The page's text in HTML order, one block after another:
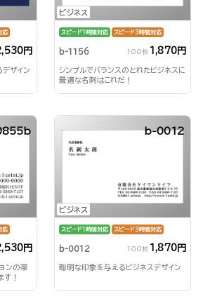
応
円
ザイン
ビジネス
スピード1時間対応 スピード3時間対応
b-1156 100枚 1,870円
シンプルでバランスのとれたビジネスに
最適な名刺はこれだ！
応
円
ンの帯
す！
ビジネス
b-0012
スピード1時間対応 スピード3時間対応
b-0012 100枚 1,870円
聡明な印象を与えるビジネスデザイン